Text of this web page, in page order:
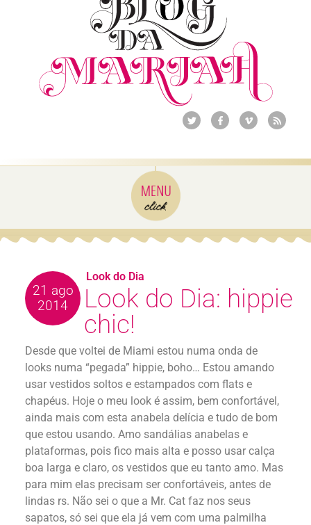
21 ago
2014
Look do Dia: hippie
chic!
Desde que voltei de Miami estou numa onda de
looks numa “pegada” hippie, boho… Estou amando
usar vestidos soltos e estampados com flats e
chapéus. Hoje o meu look é assim, bem confortável,
ainda mais com esta anabela delícia e tudo de bom
que estou usando. Amo sandálias anabelas e
plataformas, pois fico mais alta e posso usar calça
boa larga e claro, os vestidos que eu tanto amo. Mas
para mim elas precisam ser confortáveis, antes de
lindas rs. Não sei o que a Mr. Cat faz nos seus
sapatos, só sei que ela já vem com uma palmilha
Look do Dia